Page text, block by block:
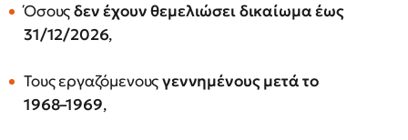
Όσουςδεν έχουν θεμελιώσει δικαίωμα έως
31/12/2026,
Τους εργαζόμενουςγεννημένους μετά το
1968–1969,